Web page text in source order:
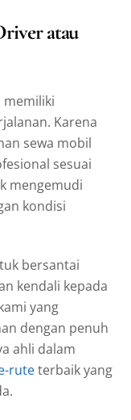
atau
memiliki
Karena
sewa mobil
sesuai
mengemudi
kondisi
bersantai
kendali kepada
yang
dengan penuh
ahli dalam
ruteterbaik yang